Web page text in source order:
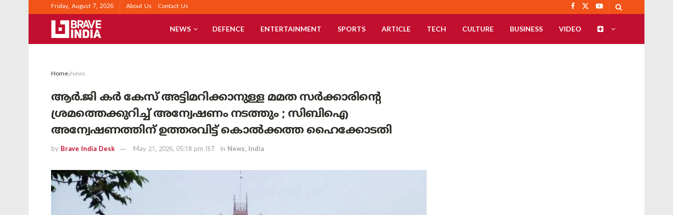
Friday, August 7, 2026 About Us Contact Us
NEWS DEFENCE ENTERTAINMENT SPORTS ARTICLE TECH CULTURE BUSINESS VIDEO
Home News
ആർ.ജി കർ കേസ് അട്ടിമറിക്കാനുള്ള മമത സർക്കാരിന്റെ
ശ്രമത്തെക്കുറിച്ച് അന്വേഷണം നടത്തും ; സിബിഐ
അന്വേഷണത്തിന് ഉത്തരവിട്ട് കൊൽക്കത്ത ഹൈക്കോടതി
by Brave India Desk May 21, 2026, 05:18 pm IST in News, India